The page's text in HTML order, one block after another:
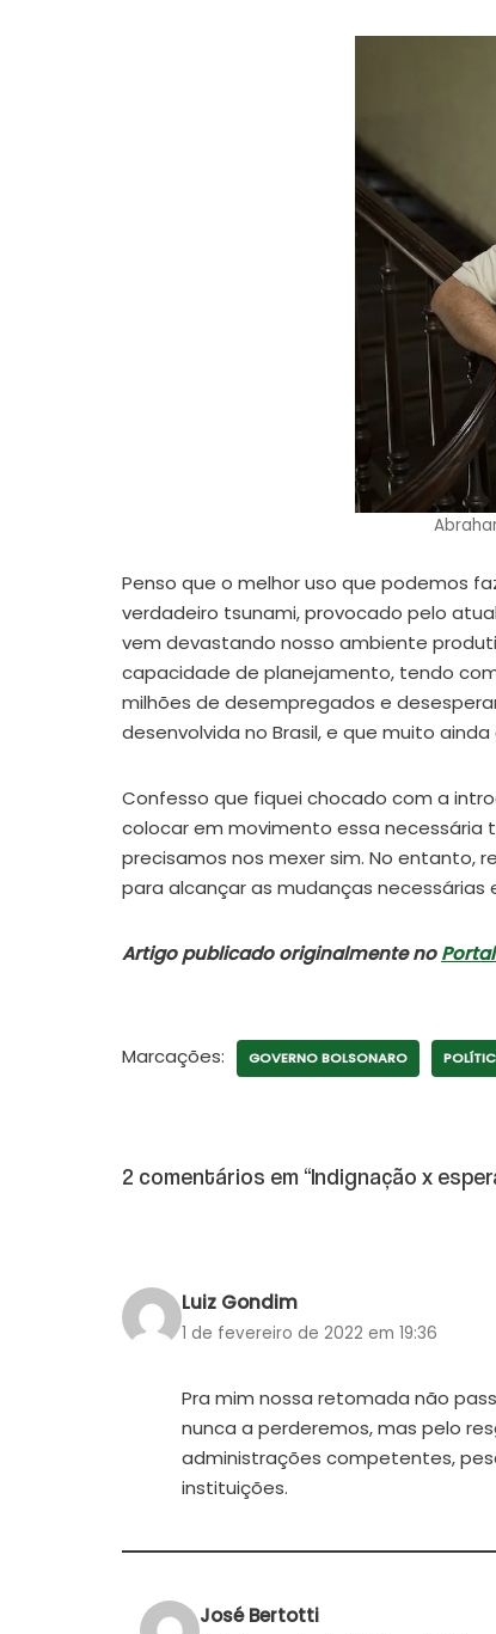
Penso que o melhor uso que podemos
verdadeiro tsunami, provocado pelo
vem devastando nosso ambiente
capacidade de planejamento, tendo
milhões de desempregados e
desenvolvida no Brasil, e que muito
Confesso que fiquei chocado com a
colocar em movimento essa necessária
precisamos nos mexer sim. No entanto,
para alcançar as mudanças
Artigo publicado originalmente no
Marcações: GOVERNO BOLSONARO
2 comentários em “Indignação x
Luiz Gondim
1 de fevereiro de 2022 em 19:36
Pra mim nossa retomada não
nunca a perderemos, mas pelo
administrações competentes,
instituições.
José Bertotti